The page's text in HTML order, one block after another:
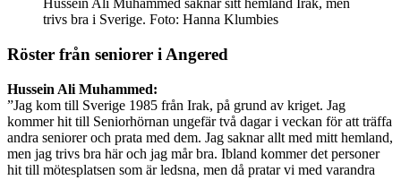
Hussein Ali Muhammed saknar sitt hemland Irak, men
trivs bra i Sverige. Foto: Hanna Klumbies
Röster från seniorer i Angered
Hussein Ali Muhammed:
”Jag kom till Sverige 1985 från Irak, på grund av kriget. Jag
kommer hit till Seniorhörnan ungefär två dagar i veckan för att träffa
andra seniorer och prata med dem. Jag saknar allt med mitt hemland,
men jag trivs bra här och jag mår bra. Ibland kommer det personer
hit till mötesplatsen som är ledsna, men då pratar vi med varandra